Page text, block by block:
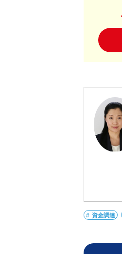
資金調達